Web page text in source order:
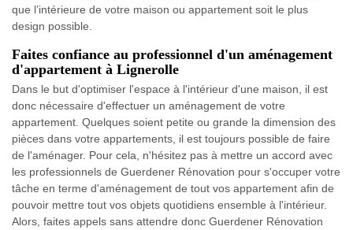
que l’intérieure de votre maison ou appartement soit le plus
design possible.
Faites confiance au professionnel d'un aménagement
d'appartement à Lignerolle
Dans le but d'optimiser l'espace à l'intérieur d'une maison, il est
donc nécessaire d'effectuer un aménagement de votre
appartement. Quelques soient petite ou grande la dimension des
pièces dans votre appartements, il est toujours possible de faire
de l'aménager. Pour cela, n'hésitez pas à mettre un accord avec
les professionnels de Guerdener Rénovation pour s'occuper votre
tâche en terme d'aménagement de tout vos appartement afin de
pouvoir mettre tout vos objets quotidiens ensemble à l'intérieur.
Alors, faites appels sans attendre donc Guerdener Rénovation